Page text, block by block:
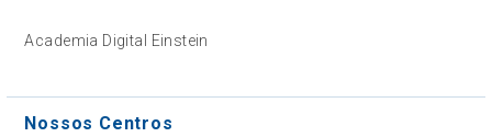
Academia Digital Einstein
Nossos Centros